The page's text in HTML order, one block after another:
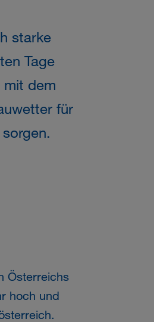
starke
Tage
mit dem
für
Österreichs
hoch und